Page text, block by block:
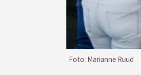
Foto: Marianne Ruud